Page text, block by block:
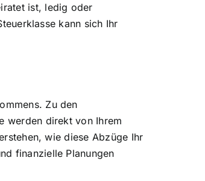
ist, ledig oder
kann sich Ihr
Zu den
werden direkt von Ihrem
wie diese Abzüge Ihr
finanzielle Planungen